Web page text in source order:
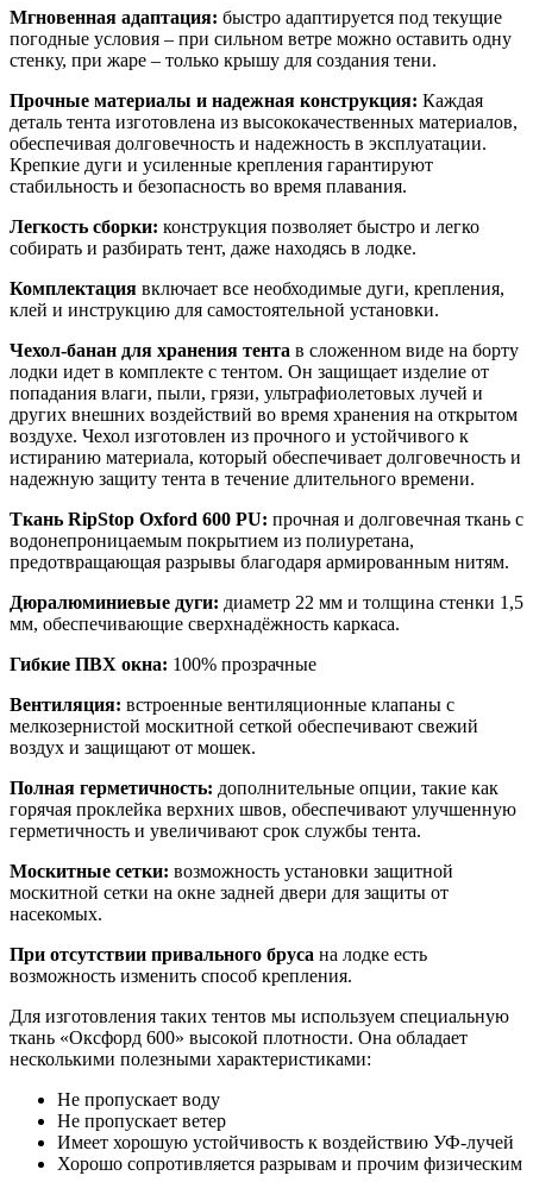
Мгновенная адаптация: быстро адаптируется под текущие
погодные условия – при сильном ветре можно оставить одну
стенку, при жаре – только крышу для создания тени.
Прочные материалы и надежная конструкция: Каждая
деталь тента изготовлена из высококачественных материалов,
обеспечивая долговечность и надежность в эксплуатации.
Крепкие дуги и усиленные крепления гарантируют
стабильность и безопасность во время плавания.
Легкость сборки: конструкция позволяет быстро и легко
собирать и разбирать тент, даже находясь в лодке.
Комплектация включает все необходимые дуги, крепления,
клей и инструкцию для самостоятельной установки.
Чехол-банан для хранения тента в сложенном виде на борту
лодки идет в комплекте с тентом. Он защищает изделие от
попадания влаги, пыли, грязи, ультрафиолетовых лучей и
других внешних воздействий во время хранения на открытом
воздухе. Чехол изготовлен из прочного и устойчивого к
истиранию материала, который обеспечивает долговечность и
надежную защиту тента в течение длительного времени.
Ткань RipStop Oxford 600 PU: прочная и долговечная ткань с
водонепроницаемым покрытием из полиуретана,
предотвращающая разрывы благодаря армированным нитям.
Дюралюминиевые дуги: диаметр 22 мм и толщина стенки 1,5
мм, обеспечивающие сверхнадёжность каркаса.
Гибкие ПВХ окна: 100% прозрачные
Вентиляция: встроенные вентиляционные клапаны с
мелкозернистой москитной сеткой обеспечивают свежий
воздух и защищают от мошек.
Полная герметичность: дополнительные опции, такие как
горячая проклейка верхних швов, обеспечивают улучшенную
герметичность и увеличивают срок службы тента.
Москитные сетки: возможность установки защитной
москитной сетки на окне задней двери для защиты от
насекомых.
При отсутствии привального бруса на лодке есть
возможность изменить способ крепления.
Для изготовления таких тентов мы используем специальную
ткань «Оксфорд 600» высокой плотности. Она обладает
несколькими полезными характеристиками:
Не пропускает воду
Не пропускает ветер
Имеет хорошую устойчивость к воздействию УФ-лучей
Хорошо сопротивляется разрывам и прочим физическим